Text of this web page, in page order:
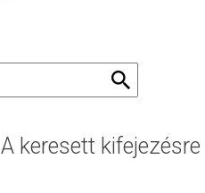
A keresett